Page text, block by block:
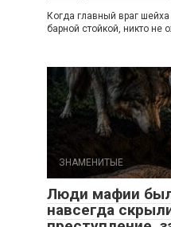
Когда главный враг
барной стойкой, никто не
ЗНАМЕНИТЫЕ
Люди мафии
навсегда